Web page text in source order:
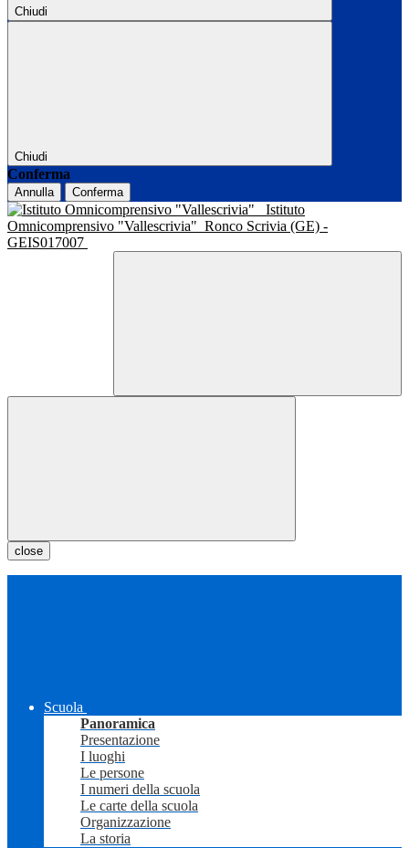
Chiudi
Chiudi
Conferma
Annulla Conferma
Istituto
Omnicomprensivo "Vallescrivia" Ronco Scrivia (GE) -
GEIS017007
close
Scuola
Panoramica
Presentazione
I luoghi
Le persone
I numeri della scuola
Le carte della scuola
Organizzazione
La storia